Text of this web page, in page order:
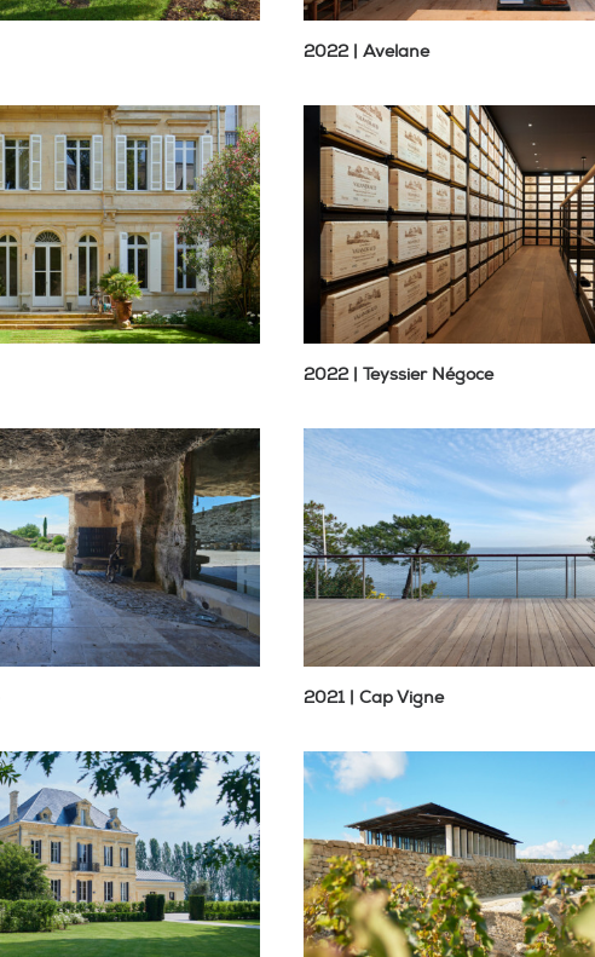
2022 | Avelane
2022 | Teyssier Négoce
2021 | Cap Vigne